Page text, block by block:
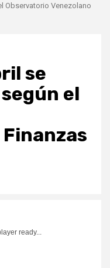
Observatorio Venezolano
se
el
ready...